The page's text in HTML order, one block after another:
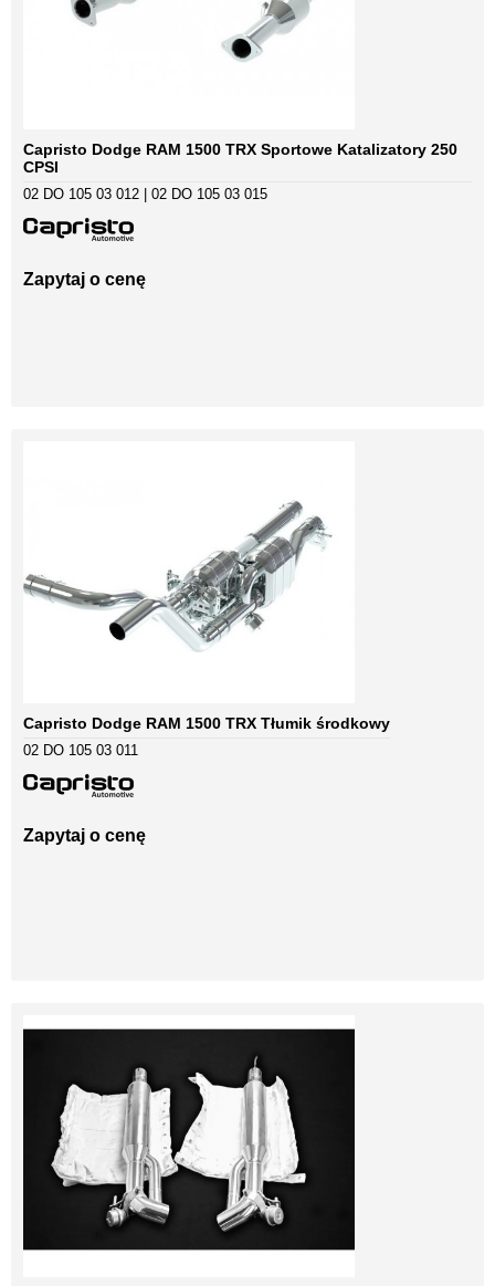
Capristo Dodge RAM 1500 TRX Sportowe Katalizatory 250
CPSI
02 DO 105 03 012 | 02 DO 105 03 015
Zapytaj o cenę
Capristo Dodge RAM 1500 TRX Tłumik środkowy
02 DO 105 03 011
Zapytaj o cenę